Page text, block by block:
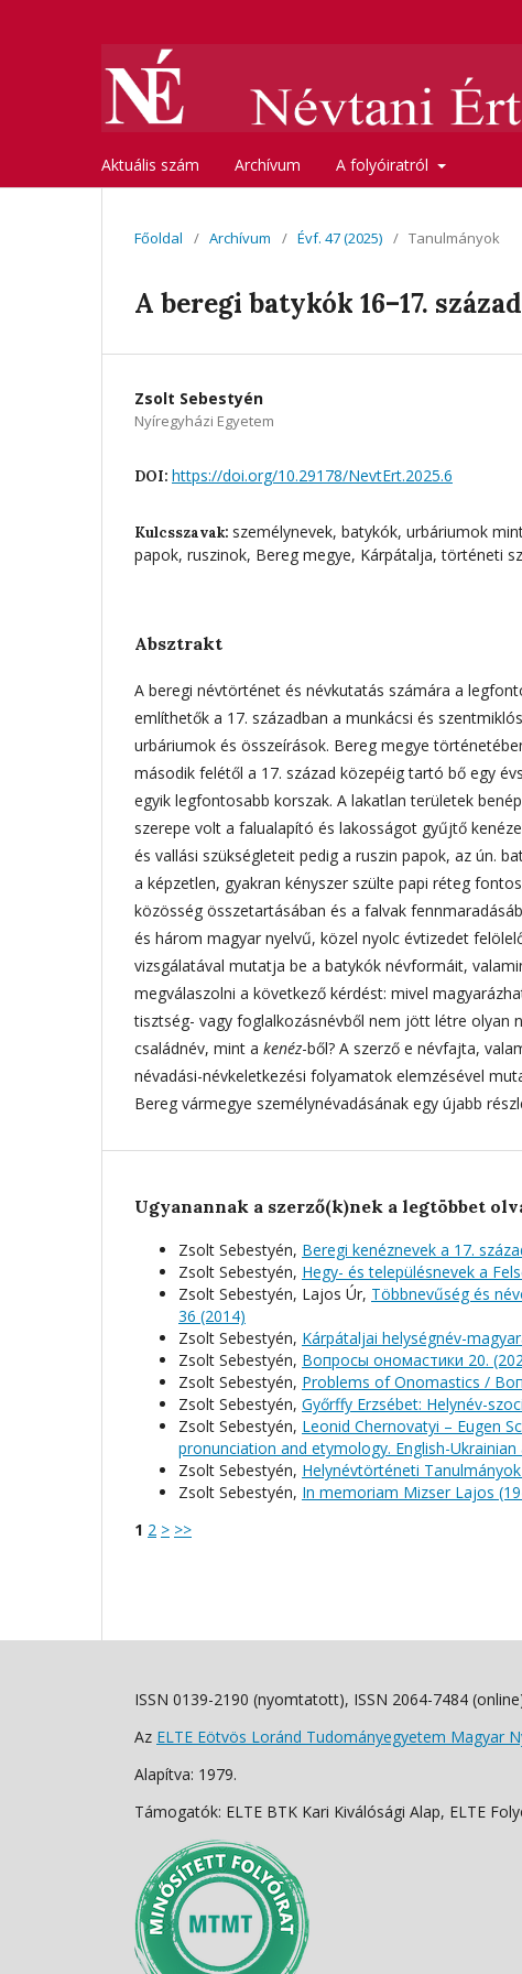
Aktuális szám Archívum A folyóiratról
Főoldal / Archívum / Évf. 47 (2025) / Tanulmányok
A beregi batykók 16–17.
Zsolt Sebestyén
Nyíregyházi Egyetem
DOI: https://doi.org/10.29178/NevtErt.2025.6
Kulcsszavak: személynevek, batykók, urbáriumok
papok, ruszinok, Bereg megye, Kárpátalja, történeti
Absztrakt
A beregi névtörténet és névkutatás számára a
említhetők a 17. században a munkácsi és
urbáriumok és összeírások. Bereg megye
második felétől a 17. század közepéig tartó bő egy
egyik legfontosabb korszak. A lakatlan területek
szerepe volt a falualapító és lakosságot gyűjtő
és vallási szükségleteit pedig a ruszin papok, az ún.
a képzetlen, gyakran kényszer szülte papi réteg
közösség összetartásában és a falvak
és három magyar nyelvű, közel nyolc évtizedet
vizsgálatával mutatja be a batykók névformáit,
megválaszolni a következő kérdést: mivel
tisztség- vagy foglalkozásnévből nem jött létre olyan
családnév, mint a kenéz-ből? A szerző e névfajta,
névadási-névkeletkezési folyamatok elemzésével
Bereg vármegye személynévadásának egy újabb
Ugyanannak a szerző(k)nek a legtöbbet
Zsolt Sebestyén, Beregi kenéznevek a 17.
Zsolt Sebestyén, Hegy- és településnevek a
Zsolt Sebestyén, Lajos Úr, Többnevűség és
36 (2014)
Zsolt Sebestyén, Kárpátaljai helységnév-
Zsolt Sebestyén, Вопросы oномастики 20.
Zsolt Sebestyén, Problems of Onomastics /
Zsolt Sebestyén, Győrffy Erzsébet: Helynév-
Zsolt Sebestyén, Leonid Chernovatyi – Eugen
pronunciation and etymology. English-Ukrainian
Zsolt Sebestyén, Helynévtörténeti
Zsolt Sebestyén, In memoriam Mizser Lajos
1 2 > >>
ISSN 0139-2190 (nyomtatott), ISSN 2064-7484
Az ELTE Eötvös Loránd Tudományegyetem Magyar
Alapítva: 1979.
Támogatók: ELTE BTK Kari Kiválósági Alap, ELTE